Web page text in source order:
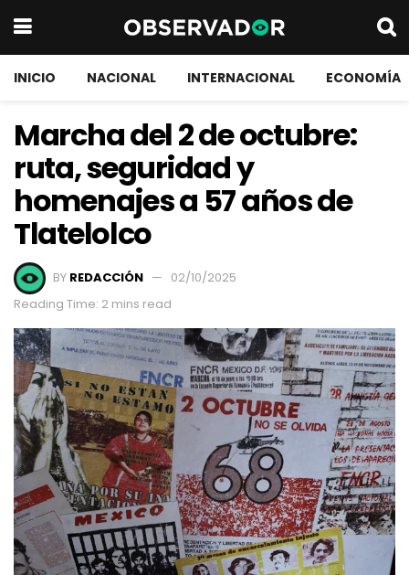
INICIO NACIONAL INTERNACIONAL ECONOMÍA
Marcha del 2 de octubre:
ruta, seguridad y
homenajes a 57 años de
Tlatelolco
BY REDACCIÓN
02/10/2025
Reading Time: 2 mins read